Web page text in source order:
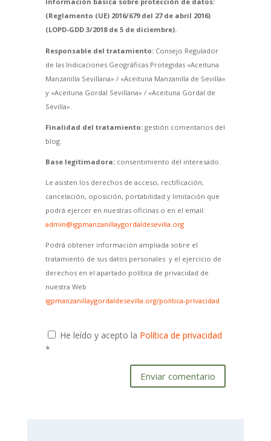
(Reglamento (UE) 2016/679 del 27 de abril 2016)
(LOPD-GDD 3/2018 de 5 de diciembre).
Responsable del tratamiento:Consejo Regulador
de las Indicaciones Geográficas Protegidas «Aceituna
Manzanilla Sevillana» / «Aceituna Manzanilla de Sevilla»
y «Aceituna Gordal Sevillana» / «Aceituna Gordal de
Sevilla».
Finalidad del tratamiento:gestión comentarios del
blog.
Base legitimadora:consentimiento del interesado.
Le asisten los derechos de acceso, rectificación,
cancelación, oposición, portabilidad y limitación que
podrá ejercer en nuestras oficinas o en el email:
admin@igpmanzanillaygordaldesevilla.org
Podrá obtener información ampliada sobre el
tratamiento de sus datos personales y el ejercicio de
derechos en el apartado política de privacidad de
nuestra Web
igpmanzanillaygordaldesevilla.org/politica-privacidad
He leído y acepto la Política de privacidad
*
Enviar comentario